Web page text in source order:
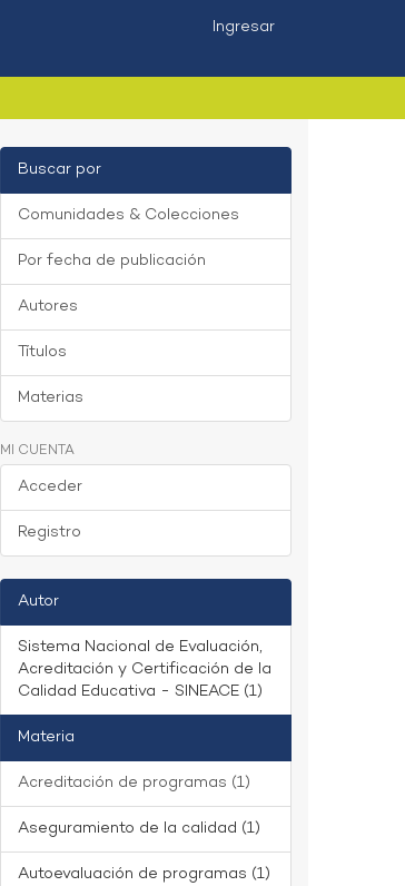
Ingresar
Buscar por
Comunidades & Colecciones
Por fecha de publicación
Autores
Títulos
Materias
MI CUENTA
Acceder
Registro
Autor
Sistema Nacional de Evaluación,
Acreditación y Certificación de la
Calidad Educativa - SINEACE (1)
Materia
Acreditación de programas (1)
Aseguramiento de la calidad (1)
Autoevaluación de programas (1)